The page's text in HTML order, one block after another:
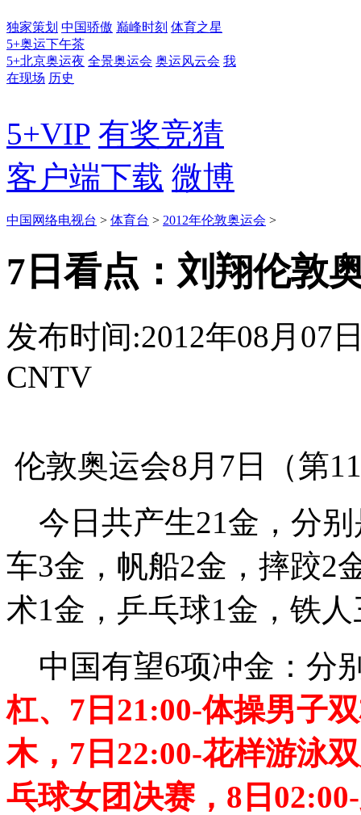
独家策划 中国骄傲 巅峰时刻 体育之星
5+奥运下午茶
5+北京奥运夜 全景奥运会 奥运风云会 我
在现场 历史
5+VIP 有奖竞猜
客户端下载 微博
中国网络电视台 > 体育台 > 2012年伦敦奥运会 >
7日看点：刘翔伦敦
发布时间:2012年08月07
CNTV
伦敦奥运会8月7日（第
今日共产生21金，分别
车3金，帆船2金，摔跤2
术1金，乒乓球1金，铁
中国有望6项冲金：分
杠、7日21:00-体操男子
木，7日22:00-花样游泳
乓球女团决赛，8日